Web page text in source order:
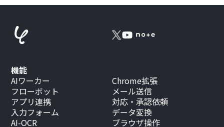
機能
AIワーカー
フローボット
アプリ連携
入力フォーム
AI-OCR
Chrome拡張
メール送信
対応・承認依頼
データ変換
ブラウザ操作